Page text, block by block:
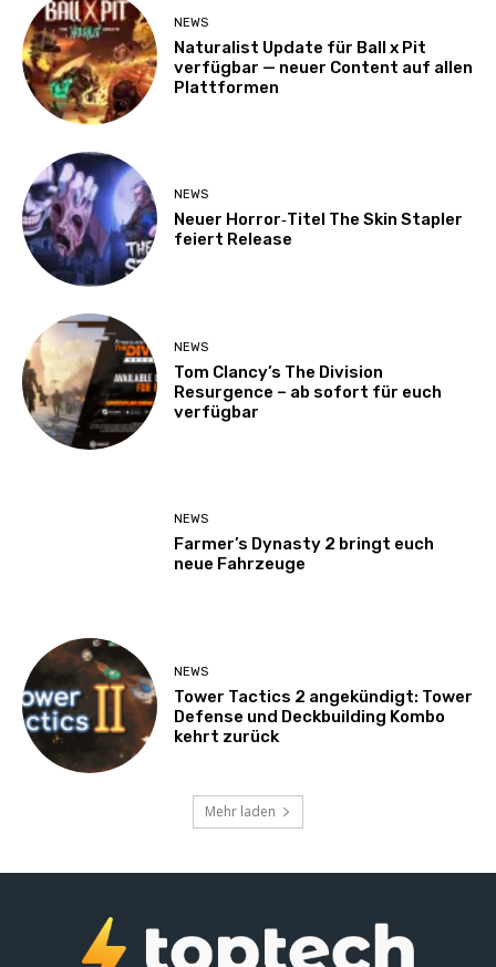
NEWS
Naturalist Update für Ball x Pit
verfügbar — neuer Content auf allen
Plattformen
NEWS
Neuer Horror‑Titel The Skin Stapler
feiert Release
NEWS
Tom Clancy’s The Division
Resurgence – ab sofort für euch
verfügbar
NEWS
Farmer’s Dynasty 2 bringt euch
neue Fahrzeuge
NEWS
Tower Tactics 2 angekündigt: Tower
Defense und Deckbuilding Kombo
kehrt zurück
Mehr laden